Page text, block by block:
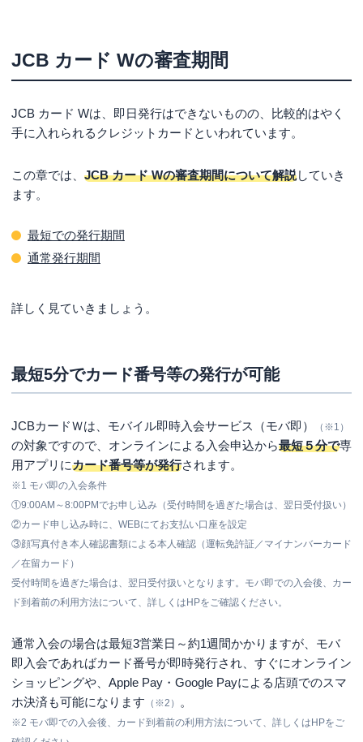
JCB カード Wの審査期間
JCB カード Wは、即日発行はできないものの、比較的はやく
手に入れられるクレジットカードといわれています。
この章では、 JCB カード Wの審査期間について解説していき
ます。
最短での発行期間
通常発行期間
詳しく見ていきましょう。
最短5分でカード番号等の発行が可能
JCBカードＷは、モバイル即時入会サービス（モバ即） （※1）
の対象ですので、オンラインによる入会申込から最短５分で専
用アプリにカード番号等が発行されます。
※1 モバ即の入会条件
①9:00AM～8:00PMでお申し込み（受付時間を過ぎた場合は、翌日受付扱い）
②カード申し込み時に、WEBにてお支払い口座を設定
③顔写真付き本人確認書類による本人確認（運転免許証／マイナンバーカード
／在留カード）
受付時間を過ぎた場合は、翌日受付扱いとなります。モバ即での入会後、カー
ド到着前の利用方法について、詳しくはHPをご確認ください。
通常入会の場合は最短3営業日～約1週間かかりますが、モバ
即入会であればカード番号が即時発行され、すぐにオンライン
ショッピングや、Apple Pay・Google Payによる店頭でのスマ
ホ決済も可能になります （※2） 。
※2 モバ即での入会後、カード到着前の利用方法について、詳しくはHPをご